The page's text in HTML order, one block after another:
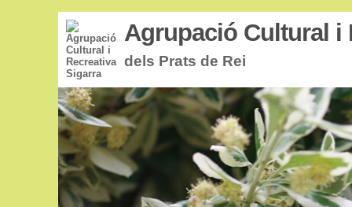
Agrupació Cultural i
dels Prats de Rei